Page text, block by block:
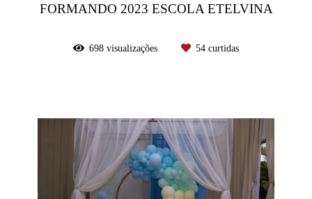
FORMANDO 2023 ESCOLA ETELVINA
698 visualizações 54 curtidas